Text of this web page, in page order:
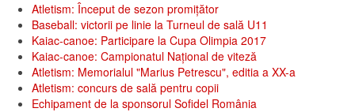
Atletism: Început de sezon promițător
Baseball: victorii pe linie la Turneul de sală U11
Kaiac-canoe: Participare la Cupa Olimpia 2017
Kaiac-canoe: Campionatul Național de viteză
Atletism: Memorialul "Marius Petrescu", editia a XX-a
Atletism: concurs de sală pentru copii
Echipament de la sponsorul Sofidel România